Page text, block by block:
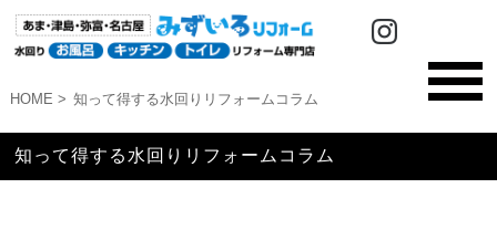
HOME 知って得する水回りリフォームコラム
知って得する水回りリフォームコラム